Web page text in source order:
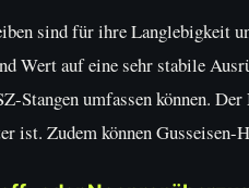
sind für ihre Langlebigkeit
Wert auf eine sehr stabile
Stangen umfassen können.
ist. Zudem können Gusseisen-